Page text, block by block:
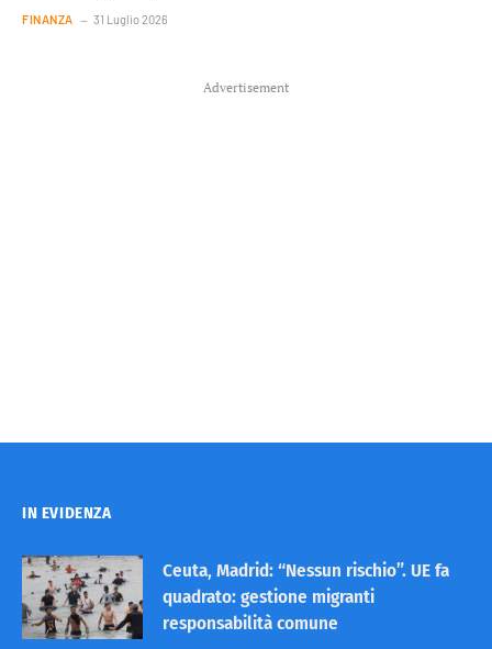
FINANZA 31 Luglio 2026
Advertisement
IN EVIDENZA
Ceuta, Madrid: “Nessun rischio”. UE fa
quadrato: gestione migranti
responsabilità comune